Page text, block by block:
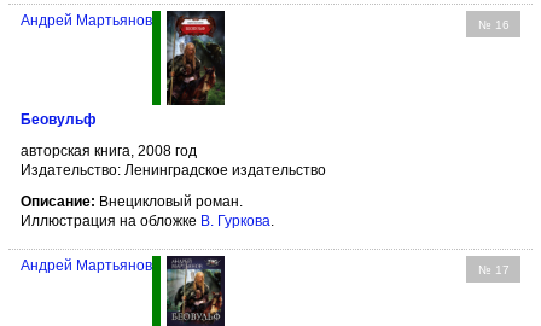
№ 16
Андрей Мартьянов
Беовульф
авторская книга, 2008 год
Издательство: Ленинградское издательство
Описание: Внецикловый роман.
Иллюстрация на обложке В. Гуркова.
№ 17
Андрей Мартьянов